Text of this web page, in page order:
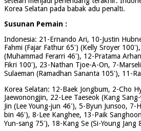
Korea Selatan pada babak adu penalti.
Susunan Pemain :
Indonesia: 21-Ernando Ari, 10-Justin
Fahmi (Fajar Fathur 65′) (Kelly Sroyer
(Muhammad Ferarri 46′), 12-Pratama
Fikri 100′), 23-Nathan Tjoe-A-On, 7-
Sulaeman (Ramadhan Sananta 105′), 11-
Korea Selatan: 12-Baek Jongbum, 2-Cho
Jaewonongjin, 22-Lee Taeseok (Kang
Jin (Lee Young-jun 46′), 5-Byun Junsoo, 7-
bin 46′), 8-Lee Kanghee, 13-Paik
Yun-sang 75′), 18-Kang Se (Si-Young Jang